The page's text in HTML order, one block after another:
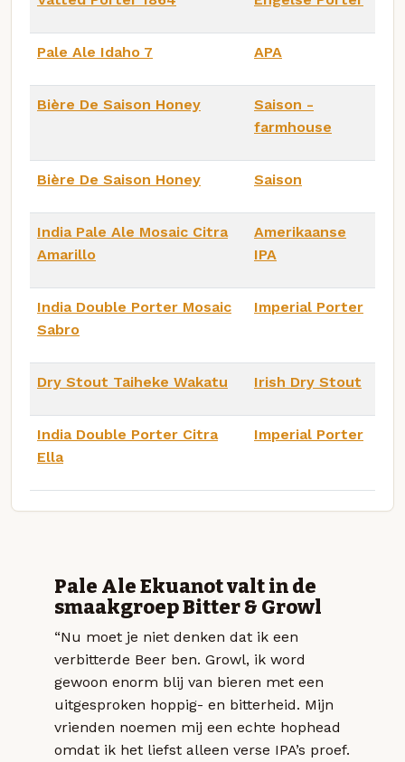
Pale Ale Idaho 7 APA
Bière De Saison Honey
Saison -
farmhouse
Bière De Saison Honey Saison
India Pale Ale Mosaic Citra
Amarillo
Amerikaanse
IPA
India Double Porter Mosaic
Sabro
Imperial Porter
Dry Stout Taiheke Wakatu Irish Dry Stout
India Double Porter Citra
Ella
Imperial Porter
Pale Ale Ekuanot valt in de
smaakgroep Bitter & Growl
“Nu moet je niet denken dat ik een
verbitterde Beer ben. Growl, ik word
gewoon enorm blij van bieren met een
uitgesproken hoppig- en bitterheid. Mijn
vrienden noemen mij een echte hophead
omdat ik het liefst alleen verse IPA’s proef.